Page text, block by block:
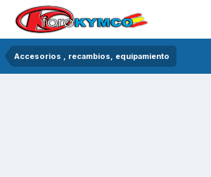
Accesorios , recambios, equipamiento